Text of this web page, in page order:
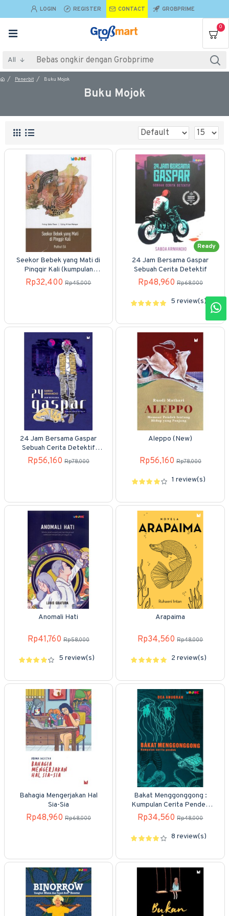
LOGIN REGISTER CONTACT GROBPRIME
0
All
Penerbit Buku Mojok
Buku Mojok
Seekor Bebek yang Mati di
Pinggir Kali (kumpulan
cerpen)
Rp32,400 Rp45,000
Ready
24 Jam Bersama Gaspar
Sebuah Cerita Detektif
Rp48,960 Rp68,000
5 review(s)
24 Jam Bersama Gaspar
Sebuah Cerita Detektif
(Cover 2023)
Rp56,160 Rp78,000
Aleppo (New)
Rp56,160 Rp78,000
1 review(s)
Anomali Hati
Rp41,760 Rp58,000
5 review(s)
Arapaima
Rp34,560 Rp48,000
2 review(s)
Bahagia Mengerjakan Hal
Sia-Sia
Rp48,960 Rp68,000
Bakat Menggonggong :
Kumpulan Cerita Pendek
(Cover Baru)
Rp34,560 Rp48,000
8 review(s)